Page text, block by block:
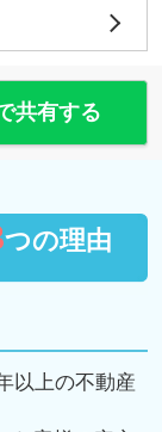
共有する
つの理由
以上の不動産